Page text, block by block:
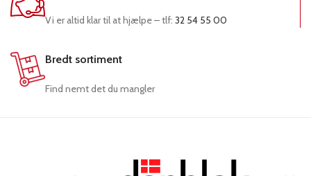
Vi er altid klar til at hjælpe – tlf: 32 54 55 00
Bredt sortiment
Find nemt det du mangler